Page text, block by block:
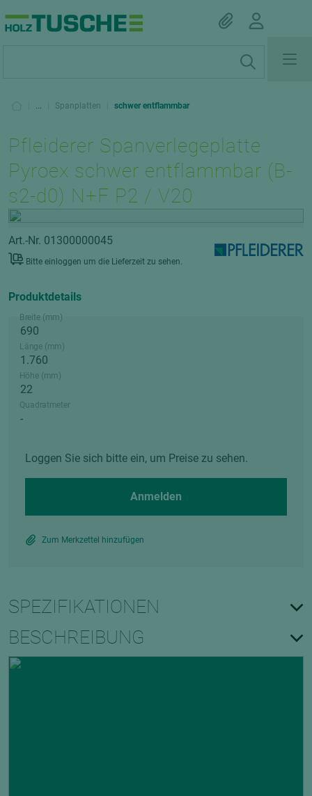
... Spanplatten schwer entflammbar
Pfleiderer Spanverlegeplatte
Pyroex schwer entflammbar (B-
s2-d0) N+F P2 / V20
Art.-Nr. 01300000045
Bitte einloggen um die Lieferzeit zu sehen.
Produktdetails
Breite (mm)
Länge (mm)
Höhe (mm)
Quadratmeter
Loggen Sie sich bitte ein, um Preise zu sehen.
Anmelden
Zum Merkzettel hinzufügen
SPEZIFIKATIONEN
BESCHREIBUNG